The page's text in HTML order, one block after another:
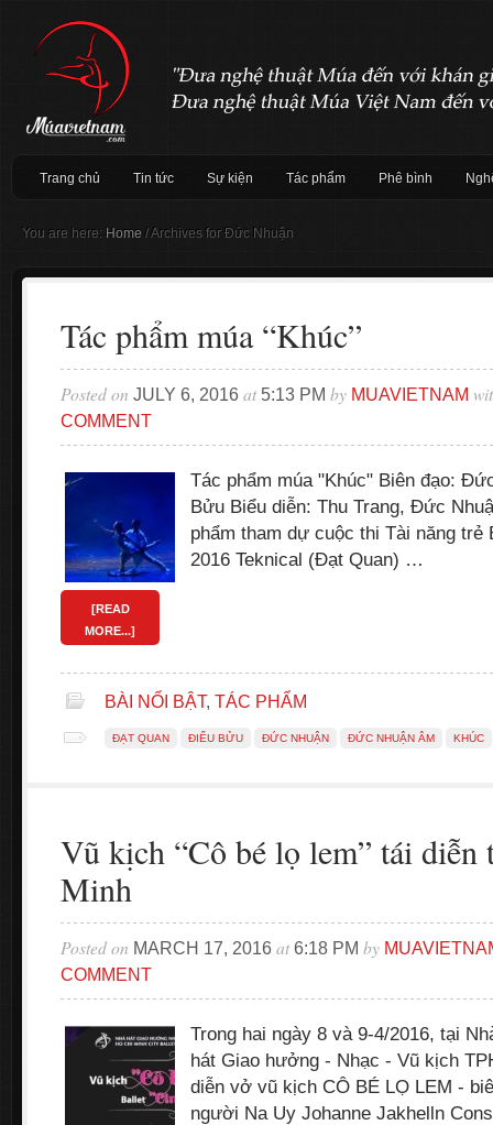
Trang chủ Tin tức Sự kiện Tác phẩm Phê bình
You are here: Home /Archives for Đức Nhuận
Tác phẩm múa “Khúc”
Posted on JULY 6, 2016 at 5:13 PM by MUAVIETNAM
COMMENT
Tác phẩm múa "Khúc" Biên đạo:
Bửu Biểu diễn: Thu Trang, Đức
phẩm tham dự cuộc thi Tài năng trẻ
2016 Teknical (Đạt Quan) …
[READ
MORE...]
BÀI NỔI BẬT, TÁC PHẨM
ĐẠT QUAN ĐIỂU BỬU ĐỨC NHUẬN ĐỨC NHUẬN ÂM KHÚC
Vũ kịch “Cô bé lọ lem” tái
Minh
Posted on MARCH 17, 2016 at6:18 PM by
COMMENT
Trong hai ngày 8 và 9-4/2016, tại
hát Giao hưởng - Nhạc - Vũ kịch
diễn vở vũ kịch CÔ BÉ LỌ LEM -
người Na Uy Johanne Jakhelln